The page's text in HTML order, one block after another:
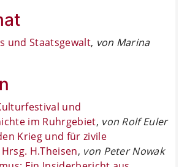
und Staatsgewalt, von Marina
und
im Ruhrgebiet, von Rolf Euler
Krieg und für zivile
H.Theisen, von Peter Nowak